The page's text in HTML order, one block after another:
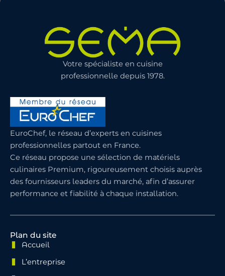
Votre spécialiste en cuisine
professionnelle depuis 1978.
EuroChef, le réseau d’experts en cuisines
professionnelles partout en France.
Ce réseau propose une sélection de matériels
culinaires Premium, rigoureusement choisis auprès
des fournisseurs leaders du marché, afin d’assurer
performance et fiabilité à chaque installation.
Plan du site
Accueil
L’entreprise